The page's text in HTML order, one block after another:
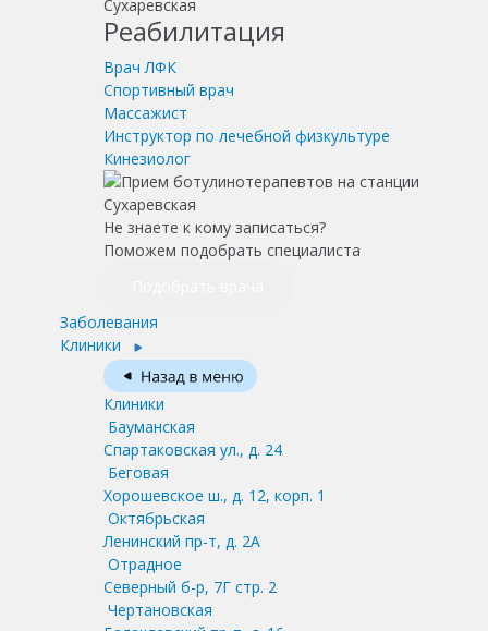
Реабилитация
Врач ЛФК
Спортивный врач
Массажист
Инструктор по лечебной физкультуре
Кинезиолог
Не знаете к кому записаться?
Поможем подобрать специалиста
Заболевания
Клиники
Клиники
Бауманская
Спартаковская ул., д. 24
Беговая
Хорошевское ш., д. 12, корп. 1
Октябрьская
Ленинский пр-т, д. 2А
Отрадное
Северный б-р, 7Г стр. 2
Чертановская